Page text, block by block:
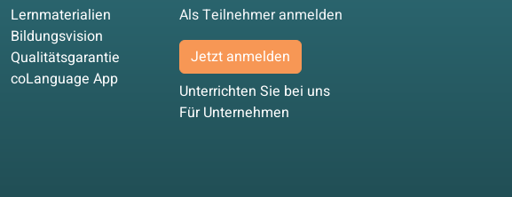
Lernmaterialien
Bildungsvision
Qualitätsgarantie
coLanguage App
Als Teilnehmer anmelden
Jetzt anmelden
Unterrichten Sie bei uns
Für Unternehmen